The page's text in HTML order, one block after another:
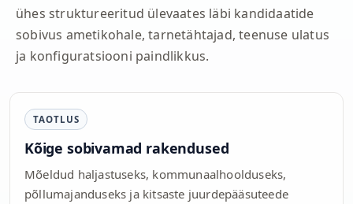
ühes struktureeritud ülevaates läbi kandidaatide
sobivus ametikohale, tarnetähtajad, teenuse ulatus
ja konfiguratsiooni paindlikkus.
TAOTLUS
Kõige sobivamad rakendused
Mõeldud haljastuseks, kommunaalhoolduseks,
põllumajanduseks ja kitsaste juurdepääsuteede